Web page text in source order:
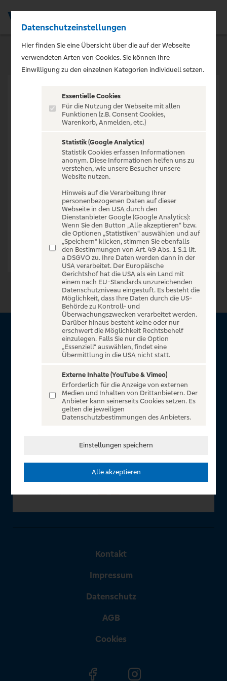
VERANSTALTUNG NICHT
GEFUNDEN
Zur Startseite
Über VR Entertain
für alle Kunden der Volksbanken Raiffeisenbanken. Auf
unserem einzigartigen Portal finden Sie Tickets für
atemberaubende Konzerte, Musicals und Shows, die
Fußball-Bundesliga sowie die Champions League und die
In Zusammenarbeit mit
Kontakt
Impressum
Datenschutz
AGB
Cookies
Datenschutzeinstellungen
Hier finden Sie eine Übersicht über die auf der Webseite
verwendeten Arten von Cookies. Sie können Ihre
Einwilligung zu den einzelnen Kategorien individuell setzen.
Essentielle Cookies
Für die Nutzung der Webseite mit allen
Funktionen (z.B. Consent Cookies,
Warenkorb, Anmelden, etc.)
Statistik (Google Analytics)
Statistik Cookies erfassen Informationen
anonym. Diese Informationen helfen uns zu
verstehen, wie unsere Besucher unsere
Website nutzen.
Hinweis auf die Verarbeitung Ihrer
personenbezogenen Daten auf dieser
Webseite in den USA durch den
Dienstanbieter Google (Google Analytics):
Wenn Sie den Button „Alle akzeptieren“ bzw.
die Optionen „Statistiken“ auswählen und auf
„Speichern“ klicken, stimmen Sie ebenfalls
den Bestimmungen von Art. 49 Abs. 1 S.1 lit.
a DSGVO zu. Ihre Daten werden dann in der
USA verarbeitet. Der Europäische
Gerichtshof hat die USA als ein Land mit
einem nach EU-Standards unzureichenden
Datenschutzniveau eingestuft. Es besteht die
Möglichkeit, dass Ihre Daten durch die US-
Behörde zu Kontroll- und
Überwachungszwecken verarbeitet werden.
Darüber hinaus besteht keine oder nur
erschwert die Möglichkeit Rechtsbehelf
einzulegen. Falls Sie nur die Option
„Essenziell“ auswählen, findet eine
Übermittlung in die USA nicht statt.
Externe Inhalte (YouTube & Vimeo)
Erforderlich für die Anzeige von externen
Medien und Inhalten von Drittanbietern. Der
Anbieter kann seinerseits Cookies setzen. Es
gelten die jeweiligen
Datenschutzbestimmungen des Anbieters.
Einstellungen speichern
Alle akzeptieren